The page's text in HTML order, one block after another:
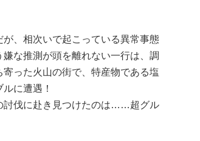
、相次いで起こっている異常事態
な推測が頭を離れない一行は、調
った火山の街で、特産物である塩
に遭遇！
討伐に赴き見つけたのは……超グル